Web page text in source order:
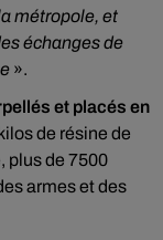
métropole, et
échanges de
».
et placés en
de résine de
plus de 7500
armes et des